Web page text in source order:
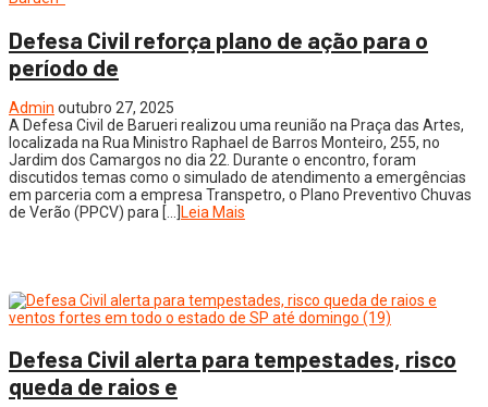
Defesa Civil reforça plano de ação para o
período de
Admin outubro 27, 2025
A Defesa Civil de Barueri realizou uma reunião na Praça das Artes,
localizada na Rua Ministro Raphael de Barros Monteiro, 255, no
Jardim dos Camargos no dia 22. Durante o encontro, foram
discutidos temas como o simulado de atendimento a emergências
em parceria com a empresa Transpetro, o Plano Preventivo Chuvas
de Verão (PPCV) para […]
Leia Mais
Defesa Civil alerta para tempestades, risco
queda de raios e